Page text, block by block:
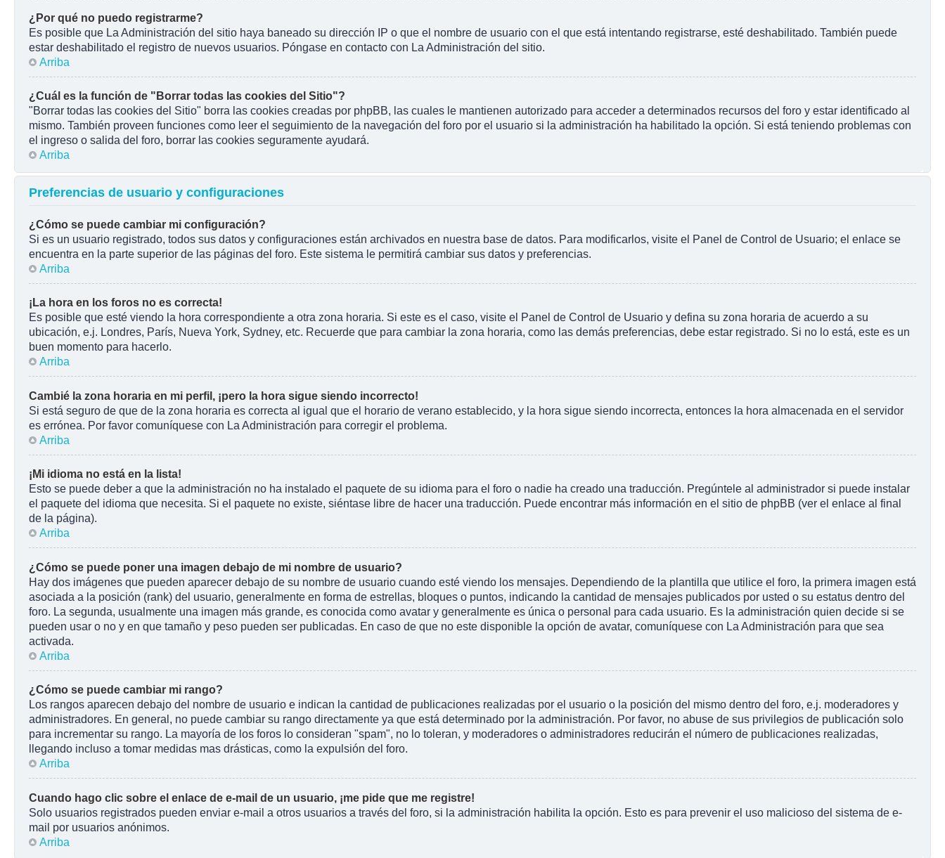
¿Por qué no puedo registrarme?
Es posible que La Administración del sitio haya baneado su dirección IP o que el nombre de usuario con el que está intentando registrarse, esté deshabilitado. También puede
estar deshabilitado el registro de nuevos usuarios. Póngase en contacto con La Administración del sitio.
Arriba
¿Cuál es la función de "Borrar todas las cookies del Sitio"?
"Borrar todas las cookies del Sitio" borra las cookies creadas por phpBB, las cuales le mantienen autorizado para acceder a determinados recursos del foro y estar identificado al
mismo. También proveen funciones como leer el seguimiento de la navegación del foro por el usuario si la administración ha habilitado la opción. Si está teniendo problemas con
el ingreso o salida del foro, borrar las cookies seguramente ayudará.
Arriba
Preferencias de usuario y configuraciones
¿Cómo se puede cambiar mi configuración?
Si es un usuario registrado, todos sus datos y configuraciones están archivados en nuestra base de datos. Para modificarlos, visite el Panel de Control de Usuario; el enlace se
encuentra en la parte superior de las páginas del foro. Este sistema le permitirá cambiar sus datos y preferencias.
Arriba
¡La hora en los foros no es correcta!
Es posible que esté viendo la hora correspondiente a otra zona horaria. Si este es el caso, visite el Panel de Control de Usuario y defina su zona horaria de acuerdo a su
ubicación, e.j. Londres, París, Nueva York, Sydney, etc. Recuerde que para cambiar la zona horaria, como las demás preferencias, debe estar registrado. Si no lo está, este es un
buen momento para hacerlo.
Arriba
Cambié la zona horaria en mi perfil, ¡pero la hora sigue siendo incorrecto!
Si está seguro de que de la zona horaria es correcta al igual que el horario de verano establecido, y la hora sigue siendo incorrecta, entonces la hora almacenada en el servidor
es errónea. Por favor comuníquese con La Administración para corregir el problema.
Arriba
¡Mi idioma no está en la lista!
Esto se puede deber a que la administración no ha instalado el paquete de su idioma para el foro o nadie ha creado una traducción. Pregúntele al administrador si puede instalar
el paquete del idioma que necesita. Si el paquete no existe, siéntase libre de hacer una traducción. Puede encontrar más información en el sitio de phpBB (ver el enlace al final
de la página).
Arriba
¿Cómo se puede poner una imagen debajo de mi nombre de usuario?
Hay dos imágenes que pueden aparecer debajo de su nombre de usuario cuando esté viendo los mensajes. Dependiendo de la plantilla que utilice el foro, la primera imagen está
asociada a la posición (rank) del usuario, generalmente en forma de estrellas, bloques o puntos, indicando la cantidad de mensajes publicados por usted o su estatus dentro del
foro. La segunda, usualmente una imagen más grande, es conocida como avatar y generalmente es única o personal para cada usuario. Es la administración quien decide si se
pueden usar o no y en que tamaño y peso pueden ser publicadas. En caso de que no este disponible la opción de avatar, comuníquese con La Administración para que sea
activada.
Arriba
¿Cómo se puede cambiar mi rango?
Los rangos aparecen debajo del nombre de usuario e indican la cantidad de publicaciones realizadas por el usuario o la posición del mismo dentro del foro, e.j. moderadores y
administradores. En general, no puede cambiar su rango directamente ya que está determinado por la administración. Por favor, no abuse de sus privilegios de publicación solo
para incrementar su rango. La mayoría de los foros lo consideran "spam", no lo toleran, y moderadores o administradores reducirán el número de publicaciones realizadas,
llegando incluso a tomar medidas mas drásticas, como la expulsión del foro.
Arriba
Cuando hago clic sobre el enlace de e-mail de un usuario, ¡me pide que me registre!
Solo usuarios registrados pueden enviar e-mail a otros usuarios a través del foro, si la administración habilita la opción. Esto es para prevenir el uso malicioso del sistema de e-
mail por usuarios anónimos.
Arriba